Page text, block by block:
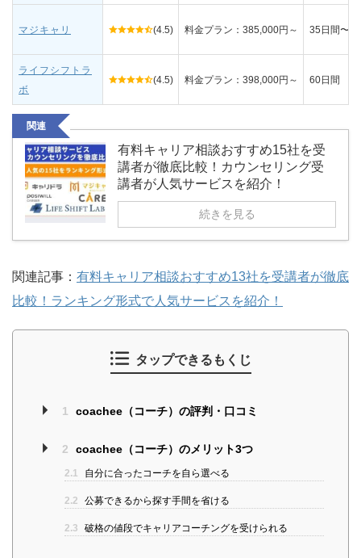
マジキャリ (4.5) 料金プラン：385,000円～ 35日間〜
ライフシフトラ
ボ
(4.5) 料金プラン：398,000円～ 60日間
関連
有料キャリア相談おすすめ15社を受
講者が徹底比較！カウンセリング受
講者が人気サービスを紹介！
続きを見る
関連記事： 有料キャリア相談おすすめ13社を受講者が徹底
比較！ランキング形式で人気サービスを紹介！
タップできるもくじ
1 coachee（コーチ）の評判・口コミ
2 coachee（コーチ）のメリット3つ
2.1 自分に合ったコーチを自ら選べる
2.2 公募できるから探す手間を省ける
2.3 破格の値段でキャリアコーチングを受けられる